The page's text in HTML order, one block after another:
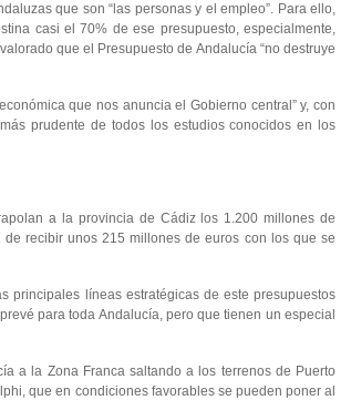
que son “las personas y el empleo”. Para ello,
casi el 70% de ese presupuesto, especialmente,
que el Presupuesto de Andalucía “no destruye
que nos anuncia el Gobierno central” y, con
prudente de todos los estudios conocidos en los
a la provincia de Cádiz los 1.200 millones de
recibir unos 215 millones de euros con los que se
principales líneas estratégicas de este presupuestos
para toda Andalucía, pero que tienen un especial
a la Zona Franca saltando a los terrenos de Puerto
que en condiciones favorables se pueden poner al